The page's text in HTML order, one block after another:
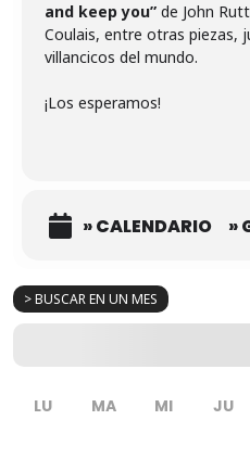
> BUSCAR EN UN MES
LU MA MI JU
and keep you” de John
Coulais, entre otras piezas,
villancicos del mundo.
¡Los esperamos!
» CALENDARIO »